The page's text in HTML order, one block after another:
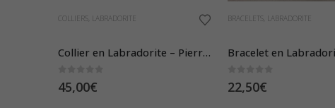
COLLIERS LABRADORITE
Collier en Labradorite – Pierres Roulées
45,00€
a
variations.
BRACELETS LABRADORITE
22,50€